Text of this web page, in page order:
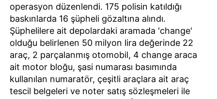
operasyon düzenlendi. 175 polisin katıldığı
baskınlarda 16 şüpheli gözaltına alındı.
Şüphelilere ait depolardaki aramada 'change'
olduğu belirlenen 50 milyon lira değerinde 22
araç, 2 parçalanmış otomobil, 4 change araca
ait motor bloğu, şasi numarası basımında
kullanılan numaratör, çeşitli araçlara ait araç
tescil belgeleri ve noter satış sözleşmeleri ile